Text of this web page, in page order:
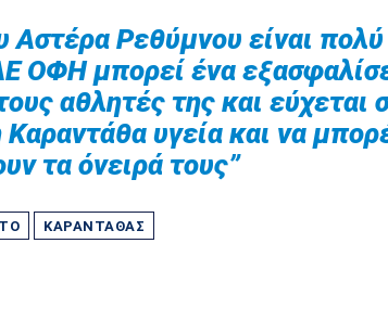
Αστέρα Ρεθύμνου είναι
ΟΦΗ μπορεί ένα
αθλητές της και εύχεται
υγεία και να
τα όνειρά τους”
ΚΑΡΑΝΤΆΘΑΣ